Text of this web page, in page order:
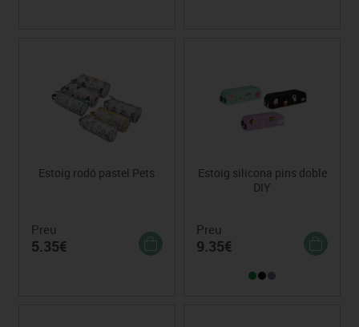
Estoig rodó pastel Pets
Preu
5.35€
Estoig silicona pins doble
DIY
Preu
9.35€